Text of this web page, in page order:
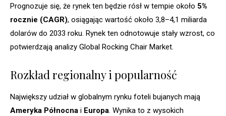
Prognozuje się, że rynek ten będzie rósł w tempie około 5%
rocznie (CAGR), osiągając wartość około 3,8–4,1 miliarda
dolarów do 2033 roku. Rynek ten odnotowuje stały wzrost, co
potwierdzają analizy Global Rocking Chair Market.
Rozkład regionalny i popularność
Największy udział w globalnym rynku foteli bujanych mają
Ameryka Północna i Europa. Wynika to z wysokich